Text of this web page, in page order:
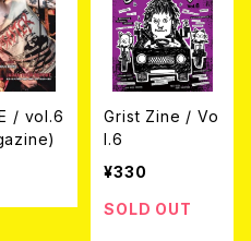
/ vol.6
Grist Zine / Vo
l.6
¥330
SOLD OUT